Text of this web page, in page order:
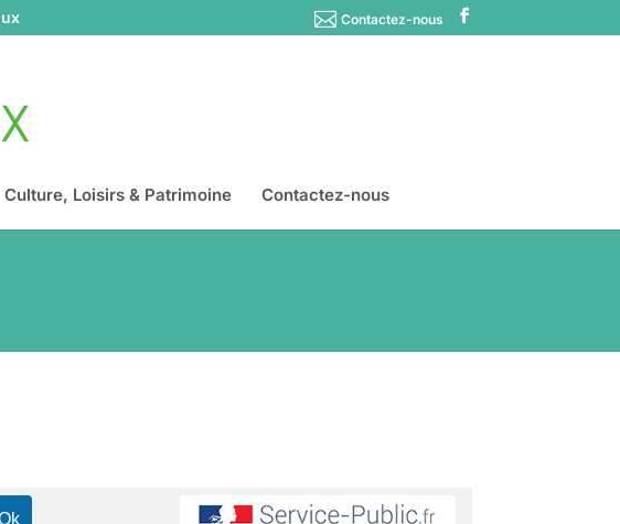
Contactez-nous
Culture, Loisirs & Patrimoine Contactez-nous